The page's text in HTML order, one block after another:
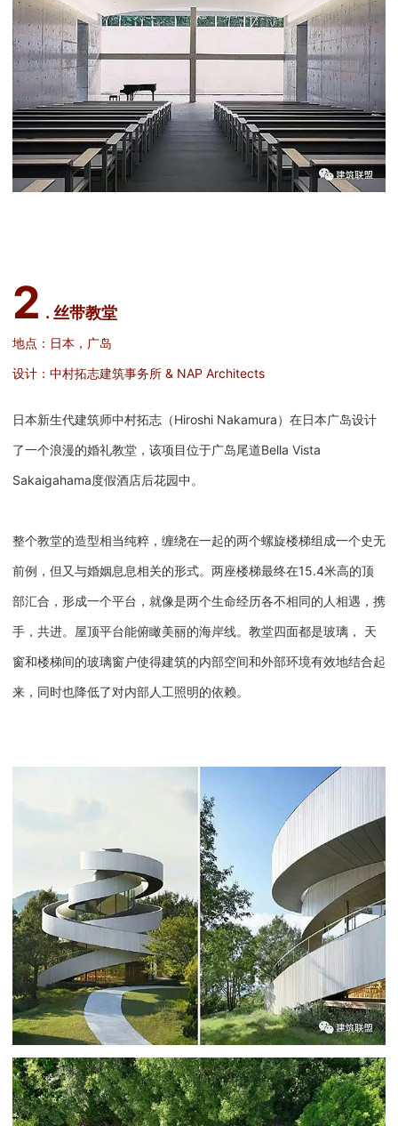
2 . 丝带教堂
地点：日本，广岛
设计：中村拓志建筑事务所 & NAP Architects
日本新生代建筑师中村拓志（Hiroshi Nakamura）在日本广岛设计
了一个浪漫的婚礼教堂，该项目位于广岛尾道Bella Vista
Sakaigahama度假酒店后花园中。
整个教堂的造型相当纯粹，缠绕在一起的两个螺旋楼梯组成一个史无
前例，但又与婚姻息息相关的形式。两座楼梯最终在15.4米高的顶
部汇合，形成一个平台，就像是两个生命经历各不相同的人相遇，携
手，共进。屋顶平台能俯瞰美丽的海岸线。教堂四面都是玻璃， 天
窗和楼梯间的玻璃窗户使得建筑的内部空间和外部环境有效地结合起
来，同时也降低了对内部人工照明的依赖。